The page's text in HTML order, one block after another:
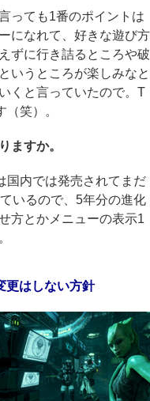
っても1番のポイントは
になれて、好きな遊び方
ずに行き詰るところや破
いうところが楽しみなと
くと言っていたので。T
笑）。
ますか。
内では発売されてまだ
いるので、5年分の進化
方とかメニューの表示1
はしない方針